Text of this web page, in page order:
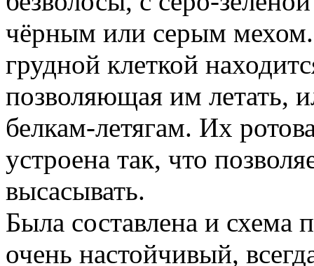
чёрным или серым
грудной клеткой
позволяющая им летать,
белкам-летягам. Их
устроена так, что
высасывать.
Была составлена и схема
очень настойчивый,